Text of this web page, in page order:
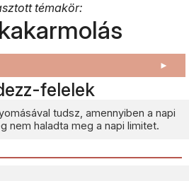
témakör:
►
felelek
tudsz, amennyiben a napi
nem haladta meg a napi limitet.